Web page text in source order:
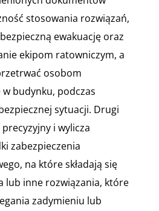
stosowania rozwiązań,
ewakuację oraz
ekipom ratowniczym, a
osobom
budynku, podczas
sytuacji. Drugi
i wylicza
zabezpieczenia
na które składają się
lub inne rozwiązania, które
zadymieniu lub